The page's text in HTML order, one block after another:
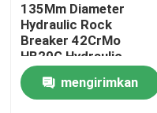
Rumah
135Mm Diameter
Hydraulic Rock
Breaker 42CrMo
HB20G Hydraulic
Breaker Cylinder Rock
DS13C Hammer
Bagian-bagian suku
mengirimkan